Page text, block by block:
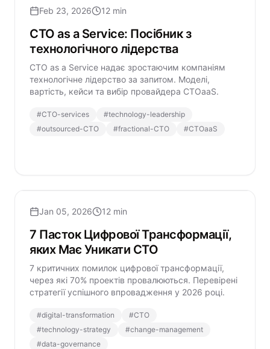
Feb 23, 2026 12 min
CTO as a Service: Посібник з
технологічного лідерства
CTO as a Service надає зростаючим компаніям
технологічне лідерство за запитом. Моделі,
вартість, кейси та вибір провайдера CTOaaS.
#CTO-services #technology-leadership
#outsourced-CTO #fractional-CTO #CTOaaS
Jan 05, 2026 12 min
7 Пасток Цифрової Трансформації,
яких Має Уникати CTO
7 критичних помилок цифрової трансформації,
через які 70% проектів провалюються. Перевірені
стратегії успішного впровадження у 2026 році.
#digital-transformation #CTO
#technology-strategy #change-management
#data-governance